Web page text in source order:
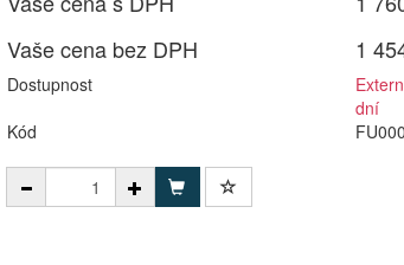
Vaše cena bez DPH
1
Dostupnost
dní
Kód